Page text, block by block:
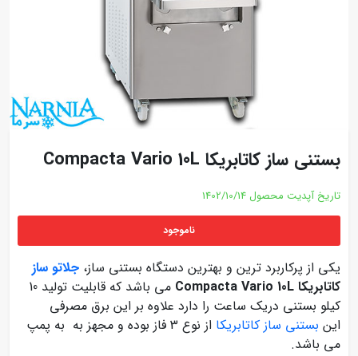
بستنی ساز کاتابریکا Compacta Vario 10L
تاریخ آپدیت محصول 1402/10/14
ناموجود
یکی از پرکاربرد ترین و بهترین دستگاه بستنی ساز، جلاتو ساز
کاتابریکا Compacta Vario 10L
می باشد که قابلیت تولید 10
کیلو بستنی دریک ساعت را دارد علاوه بر این برق مصرفی
این بستنی ساز کاتابریکا
از نوع 3 فاز بوده و مجهز به به پمپ
می باشد.